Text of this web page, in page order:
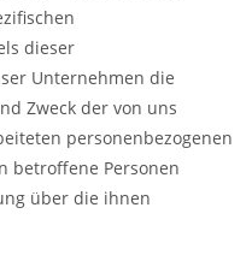
dieser
Unternehmen die
Zweck der von uns
personenbezogenen
betroffene Personen
über die ihnen